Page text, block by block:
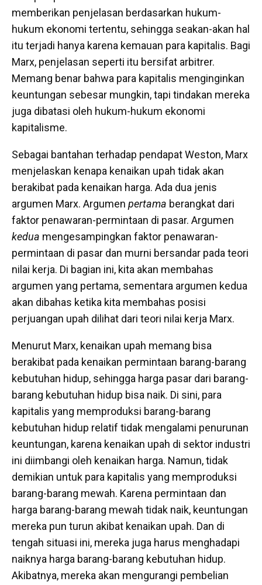
memberikan penjelasan berdasarkan hukum-
hukum ekonomi tertentu, sehingga seakan-akan hal
itu terjadi hanya karena kemauan para kapitalis. Bagi
Marx, penjelasan seperti itu bersifat arbitrer.
Memang benar bahwa para kapitalis menginginkan
keuntungan sebesar mungkin, tapi tindakan mereka
juga dibatasi oleh hukum-hukum ekonomi
kapitalisme.
Sebagai bantahan terhadap pendapat Weston, Marx
menjelaskan kenapa kenaikan upah tidak akan
berakibat pada kenaikan harga. Ada dua jenis
argumen Marx. Argumen pertama berangkat dari
faktor penawaran-permintaan di pasar. Argumen
kedua mengesampingkan faktor penawaran-
permintaan di pasar dan murni bersandar pada teori
nilai kerja. Di bagian ini, kita akan membahas
argumen yang pertama, sementara argumen kedua
akan dibahas ketika kita membahas posisi
perjuangan upah dilihat dari teori nilai kerja Marx.
Menurut Marx, kenaikan upah memang bisa
berakibat pada kenaikan permintaan barang-barang
kebutuhan hidup, sehingga harga pasar dari barang-
barang kebutuhan hidup bisa naik. Di sini, para
kapitalis yang memproduksi barang-barang
kebutuhan hidup relatif tidak mengalami penurunan
keuntungan, karena kenaikan upah di sektor industri
ini diimbangi oleh kenaikan harga. Namun, tidak
demikian untuk para kapitalis yang memproduksi
barang-barang mewah. Karena permintaan dan
harga barang-barang mewah tidak naik, keuntungan
mereka pun turun akibat kenaikan upah. Dan di
tengah situasi ini, mereka juga harus menghadapi
naiknya harga barang-barang kebutuhan hidup.
Akibatnya, mereka akan mengurangi pembelian